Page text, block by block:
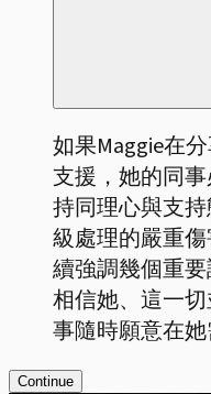
如果Maggie在
支援，她的同
持同理心與支
級處理的嚴重
續強調幾個重
相信她、這一
事隨時願意在她
Continue